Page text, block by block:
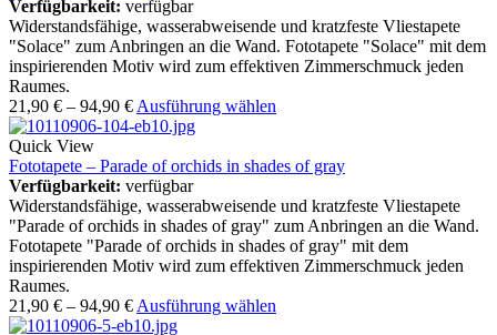
Verfügbarkeit: verfügbar
Widerstandsfähige, wasserabweisende und kratzfeste Vliestapete
"Solace" zum Anbringen an die Wand. Fototapete "Solace" mit dem
inspirierenden Motiv wird zum effektiven Zimmerschmuck jeden
Raumes.
21,90 € – 94,90 € Ausführung wählen
Quick View
Fototapete – Parade of orchids in shades of gray
Verfügbarkeit: verfügbar
Widerstandsfähige, wasserabweisende und kratzfeste Vliestapete
"Parade of orchids in shades of gray" zum Anbringen an die Wand.
Fototapete "Parade of orchids in shades of gray" mit dem
inspirierenden Motiv wird zum effektiven Zimmerschmuck jeden
Raumes.
21,90 € – 94,90 € Ausführung wählen